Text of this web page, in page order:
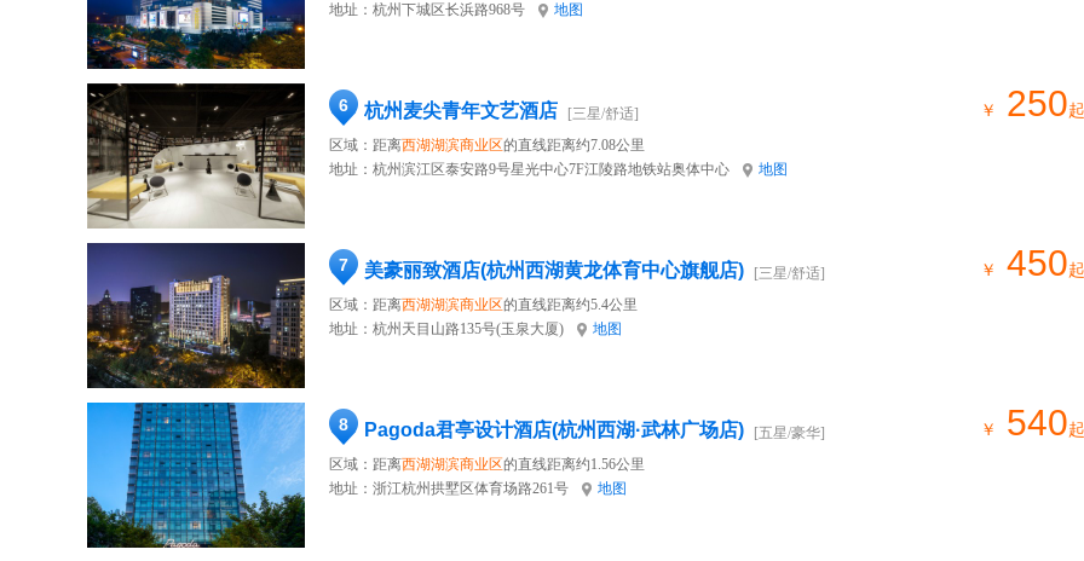
地址： 杭州下城区长浜路968号 地图
6 杭州麦尖青年文艺酒店
[三星/舒适]
区域：距离西湖湖滨商业区的直线距离约7.08公里
地址： 杭州滨江区泰安路9号星光中心7F江陵路地铁站奥体中心 地图
￥ 250起
7 美豪丽致酒店(杭州西湖黄龙体育中心旗舰店)
[三星/舒适]
区域：距离西湖湖滨商业区的直线距离约5.4公里
地址： 杭州天目山路135号(玉泉大厦) 地图
￥ 450起
8 Pagoda君亭设计酒店(杭州西湖·武林广场店)
[五星/豪华]
区域：距离西湖湖滨商业区的直线距离约1.56公里
地址： 浙江杭州拱墅区体育场路261号 地图
￥ 540起